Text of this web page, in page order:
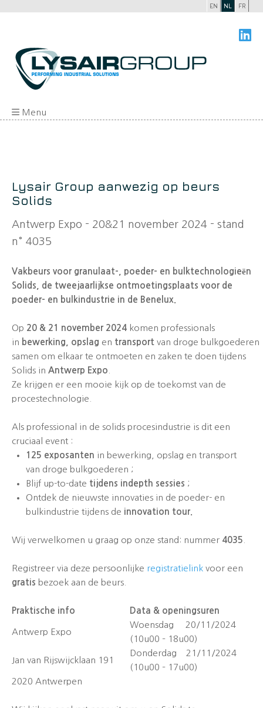
EN NL FR
Menu
Lysair Group aanwezig op beurs
Solids
Antwerp Expo - 20&21 november 2024 - stand
n° 4035
Vakbeurs voor granulaat-, poeder- en bulktechnologieën
Solids, de tweejaarlijkse ontmoetingsplaats voor de
poeder- en bulkindustrie in de Benelux.
Op 20 & 21 november 2024 komen professionals
in bewerking, opslag en transport van droge bulkgoederen
samen om elkaar te ontmoeten en zaken te doen tijdens
Solids in Antwerp Expo
Ze krijgen er een mooie kijk op de toekomst van de
procestechnologie.
Als professional in de solids procesindustrie is dit een
cruciaal event :
125 exposanten in bewerking, opslag en transport
van droge bulkgoederen ;
Blijf up-to-date tijdens indepth sessies ;
Ontdek de nieuwste innovaties in de poeder- en
bulkindustrie tijdens de innovation tour.
Wij verwelkomen u graag op onze stand: nummer 4035
Registreer via deze persoonlijke registratielink voor een
gratis bezoek aan de beurs.
Praktische info Data & openingsuren
Antwerp Expo
Woensdag 20/11/2024
(10u00 – 18u00)
Jan van Rijswijcklaan 191
Donderdag 21/11/2024
(10u00 – 17u00)
2020 Antwerpen